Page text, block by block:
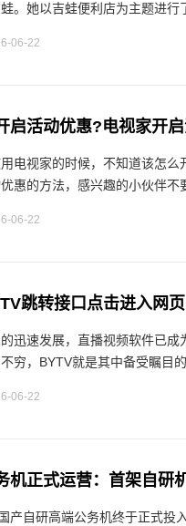
。她以吉蛙便利店为主题进行
06-22
启活动优惠?电视家开
电视家的时候，不知道该怎
惠的方法，感兴趣的小伙伴不
06-22
跳转接口点击进入网
迅速发展，直播视频软件已
穷，BYTV就是其中备受瞩目
06-22
机正式运营：首架自研
产自研高端公务机终于正式